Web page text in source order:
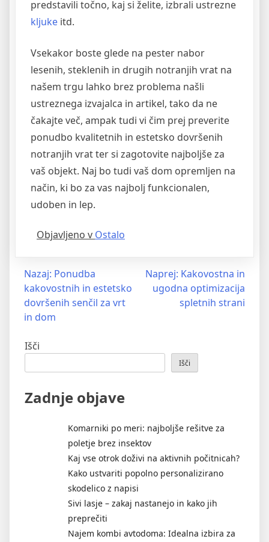
predstavili točno, kaj si želite, izbrali ustrezne
kljuke itd.
Vsekakor boste glede na pester nabor
lesenih, steklenih in drugih notranjih vrat na
našem trgu lahko brez problema našli
ustreznega izvajalca in artikel, tako da ne
čakajte več, ampak tudi vi čim prej preverite
ponudbo kvalitetnih in estetsko dovršenih
notranjih vrat ter si zagotovite najboljše za
vaš objekt. Naj bo tudi vaš dom opremljen na
način, ki bo za vas najbolj funkcionalen,
udoben in lep.
Objavljeno v Ostalo
Navigacija
prispevka
Nazaj: Ponudba
kakovostnih in estetsko
dovršenih senčil za vrt
in dom
Naprej: Kakovostna in
ugodna optimizacija
spletnih strani
Išči
Išči
Zadnje objave
Komarniki po meri: najboljše rešitve za
poletje brez insektov
Kaj vse otrok doživi na aktivnih počitnicah?
Kako ustvariti popolno personalizirano
skodelico z napisi
Sivi lasje – zakaj nastanejo in kako jih
preprečiti
Najem kombi avtodoma: Idealna izbira za